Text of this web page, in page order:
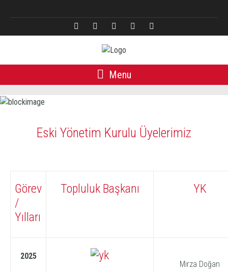
Menu
Eski Yönetim Kurulu Üyelerimiz
Görev
/
Yılları
Topluluk Başkanı YK
2025
Mirza Doğan